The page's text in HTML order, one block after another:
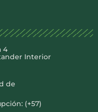
4
Interior
de
(+57)